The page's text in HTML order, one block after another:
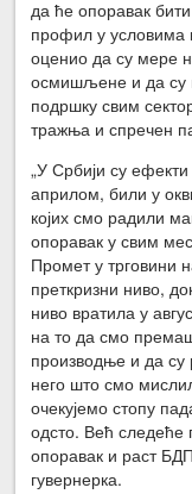
да ће опоравак
профил у условима
оценио да су мере
осмишљене и да су
подршку свим
тражња и спречен
„У Србији су
априлом, били у
којих смо радили
опоравак у свим
Промет у трговини
преткризни ниво,
ниво вратила у
на то да смо
производње и да
него што смо
очекујемо стопу
одсто. Већ следеће
опоравак и раст
гувернерка.